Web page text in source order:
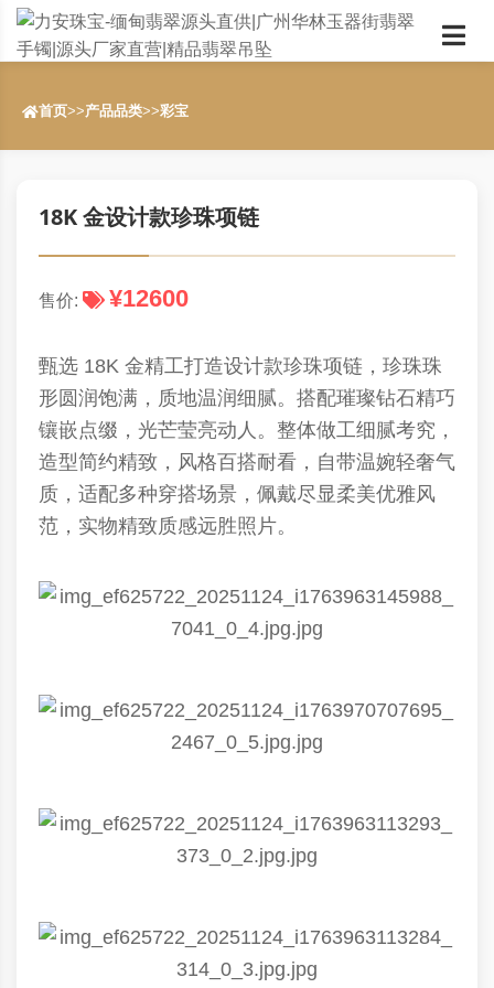
首页>>产品品类>>彩宝
18K 金设计款珍珠项链
售价: ¥12600
甄选 18K 金精工打造设计款珍珠项链，珍珠珠
形圆润饱满，质地温润细腻。搭配璀璨钻石精巧
镶嵌点缀，光芒莹亮动人。整体做工细腻考究，
造型简约精致，风格百搭耐看，自带温婉轻奢气
质，适配多种穿搭场景，佩戴尽显柔美优雅风
范，实物精致质感远胜照片。